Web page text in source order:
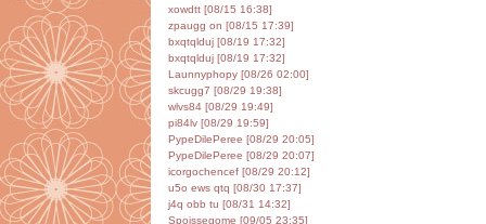
xowdtt [08/15 16:38]
zpaugg on [08/15 17:39]
bxqtqlduj [08/19 17:32]
bxqtqlduj [08/19 17:32]
Launnyphopy [08/26 02:00]
skcugg7 [08/29 19:38]
wlvs84 [08/29 19:49]
pi84lv [08/29 19:59]
PypeDilePeree [08/29 20:05]
PypeDilePeree [08/29 20:07]
icorgochencef [08/29 20:12]
u5o ews qtq [08/30 17:37]
j4q obb tu [08/31 14:32]
Spoissegome [09/05 23:35]